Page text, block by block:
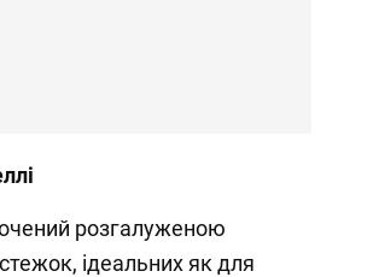
розгалуженою
ідеальних як для